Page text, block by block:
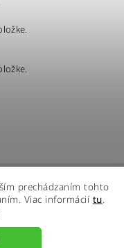
prechádzaním tohto
Viac informácií tu.